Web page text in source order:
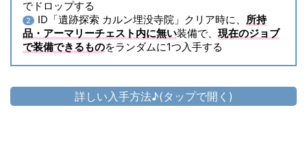
でドロップする
2 ID「遺跡探索 カルン埋没寺院」クリア時に、 所持
品・アーマリーチェスト内に無い装備で、 現在のジョブ
で装備できるものをランダムに1つ入手する
詳しい入手方法♪(タップで開く)